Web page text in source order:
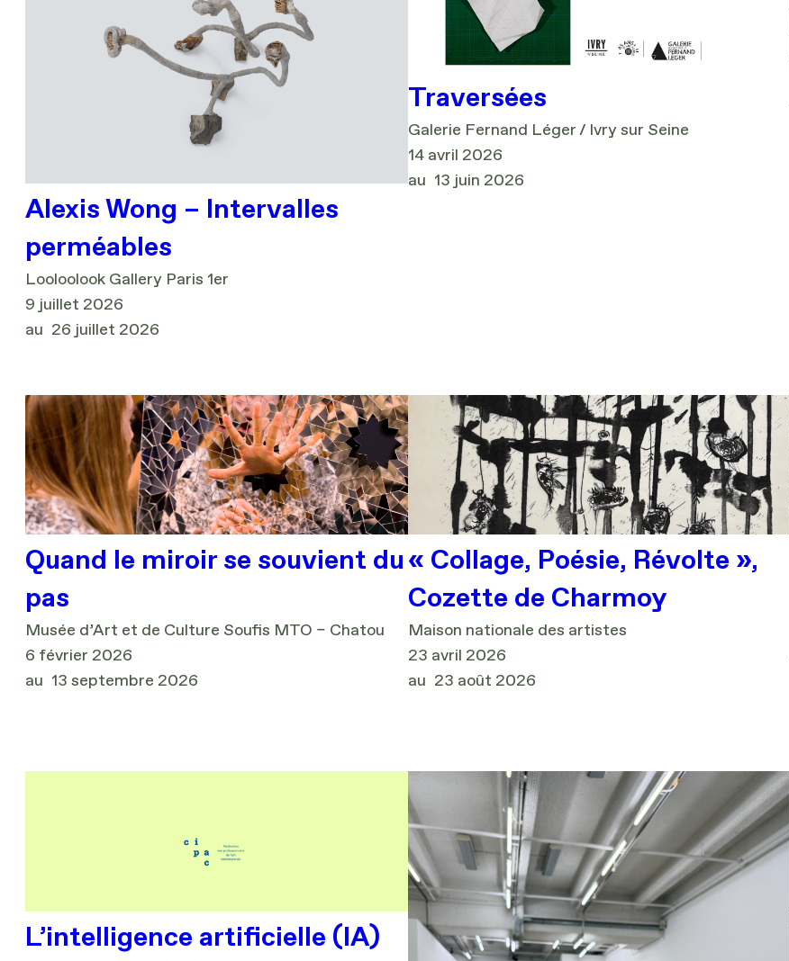
Alexis Wong – Intervalles
perméables
Looloolook Gallery Paris 1er
9 juillet 2026
au
26 juillet 2026
Traversées
Galerie Fernand Léger / Ivry sur Seine
14 avril 2026
au
13 juin 2026
Quand le miroir se souvient du
pas
Musée d’Art et de Culture Soufis MTO – Chatou
6 février 2026
au
13 septembre 2026
« Collage, Poésie, Révolte »,
Cozette de Charmoy
Maison nationale des artistes
23 avril 2026
au
23 août 2026
L’intelligence artificielle (IA)